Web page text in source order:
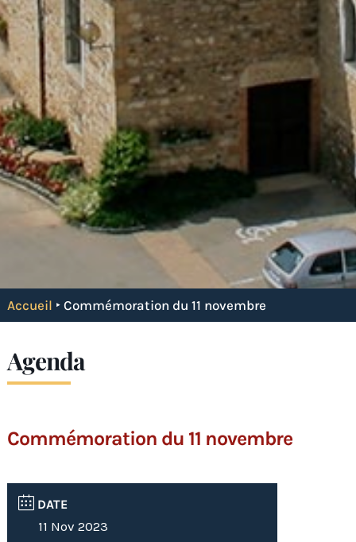
Accueil ‣ Commémoration du 11 novembre
Agenda
Commémoration du 11 novembre
DATE
11 Nov 2023